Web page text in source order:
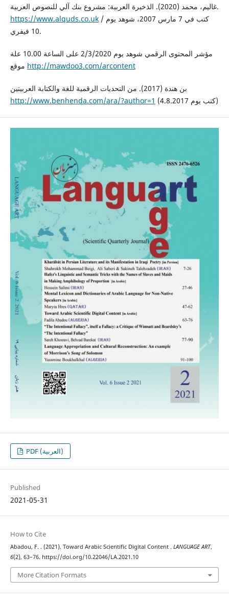
غاليم، محمد (2020). الذخيرة العربية: مشروع بنك آلي للنصوص العربية.
https://www.alquds.co.uk/ كتب في 7 مارس 2007، شوهد يوم
10 فيفري.
مؤشر المحتوى الرقمي شوهد يوم 2/3/2020 على الساعة 10.00 علة
http://mawdoo3.com/arcontent
بن هندة (2017). من التحديات الرقمية للغة والكتابة العربيتين
http://www.benhenda.com/ara/?author=1
(كتب يوم 4.8.2017)
PDF (العربية)
Published
2021-05-31
How to Cite
Abadou, F. . (2021). Toward Arabic Scientific Digital Content . LANGUAGE ART,
6(2), 63–76. https://doi.org/10.22046/LA.2021.10
More Citation Formats